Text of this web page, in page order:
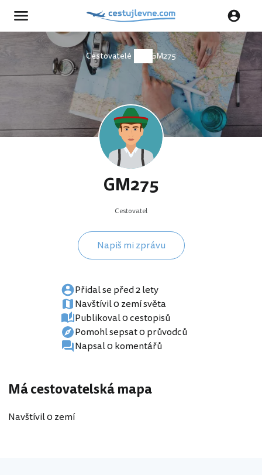
Cestovatelé GM275
GM275
Cestovatel
Napiš mi zprávu
Přidal se před 2 lety
Navštívil 0 zemí světa
Publikoval 0 cestopisů
Pomohl sepsat 0 průvodců
Napsal 0 komentářů
Má cestovatelská mapa
Navštívil 0 zemí